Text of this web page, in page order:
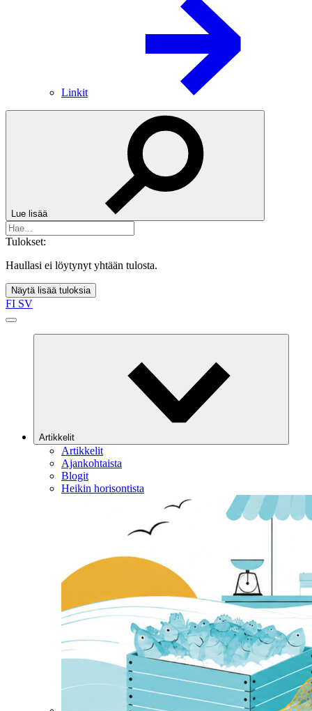
Linkit
Lue lisää
Tulokset:
Haullasi ei löytynyt yhtään tulosta.
Näytä lisää tuloksia
FI SV
Artikkelit
Artikkelit
Ajankohtaista
Blogit
Heikin horisontista